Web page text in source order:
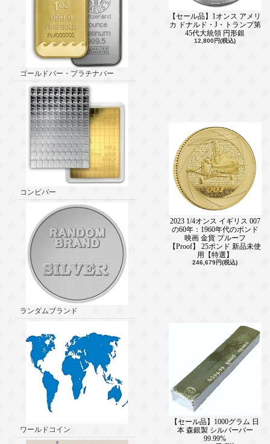
ゴールドバー・プラチナバー
コンビバー
ランダムブランド
ワールドコイン
【セール品】1オンス アメリ
カ ドナルド・J・トランプ第
45代大統領 円形銀
12,800円(税込)
2023 1/4オンス イギリス 007
の60年：1960年代のボンド
映画 金貨 プルーフ
【Proof】 25ポンド 新品未使
用【特選】
246,679円(税込)
【セール品】1000グラム 日
本 森銀製 シルバーバー
99.99%